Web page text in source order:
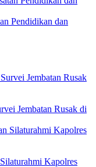
Pendidikan dan
Jembatan Rusak di
Kapolres